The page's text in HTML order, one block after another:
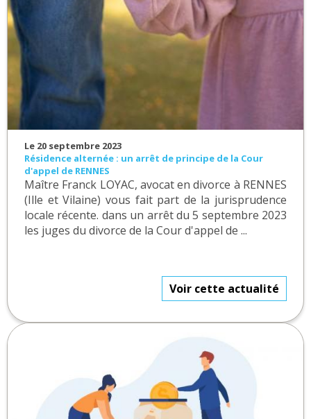
Le 20 septembre 2023
Résidence alternée : un arrêt de principe de la Cour
d'appel de RENNES
Maître Franck LOYAC, avocat en divorce à RENNES
(Ille et Vilaine) vous fait part de la jurisprudence
locale récente. dans un arrêt du 5 septembre 2023
les juges du divorce de la Cour d'appel de ...
Voir cette actualité